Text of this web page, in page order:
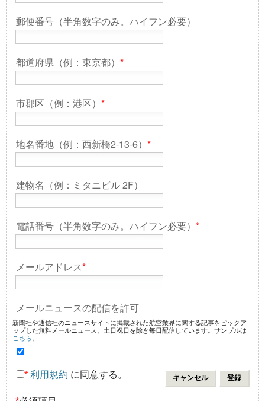
郵便番号（半角数字のみ。ハイフン必要）
都道府県（例：東京都） *
市郡区（例：港区） *
地名番地（例：西新橋2-13-6） *
建物名（例：ミタニビル 2F）
電話番号（半角数字のみ。ハイフン必要） *
メールアドレス*
メールニュースの配信を許可
新聞社や通信社のニュースサイトに掲載された航空業界に関する記事をピックア
ップした無料メールニュース。土日祝日を除き毎日配信しています。サンプルは
こちら
* 利用規約 に同意する。